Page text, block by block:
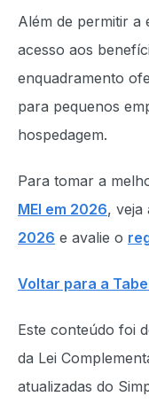
Além de permitir a
acesso aos
enquadramento
para pequenos
hospedagem.
Para tomar a
MEI em 2026, veja
2026 e avalie o
Voltar para a
Este conteúdo foi
da Lei
atualizadas do